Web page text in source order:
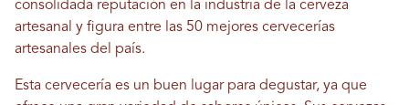
consolidada reputación en la industria de la cerveza
artesanal y figura entre las 50 mejores cervecerías
artesanales del país.
Esta cervecería es un buen lugar para degustar, ya que